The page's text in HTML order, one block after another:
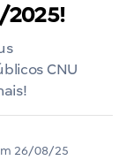
CNU
26/08/25